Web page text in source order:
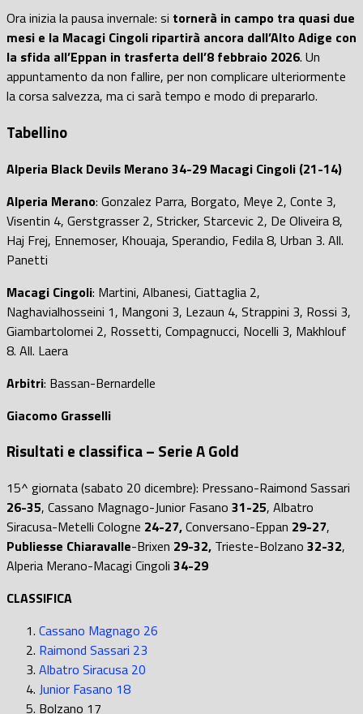
Ora inizia la pausa invernale: si tornerà in campo tra quasi due
mesi e la Macagi Cingoli ripartirà ancora dall’Alto Adige con
la sfida all’Eppan in trasferta dell’8 febbraio 2026. Un
appuntamento da non fallire, per non complicare ulteriormente
la corsa salvezza, ma ci sarà tempo e modo di prepararlo.
Tabellino
Alperia Black Devils Merano 34-29 Macagi Cingoli (21-14)
Alperia Merano: Gonzalez Parra, Borgato, Meye 2, Conte 3,
Visentin 4, Gerstgrasser 2, Stricker, Starcevic 2, De Oliveira 8,
Haj Frej, Ennemoser, Khouaja, Sperandio, Fedila 8, Urban 3. All.
Panetti
Macagi Cingoli: Martini, Albanesi, Ciattaglia 2,
Naghavialhosseini 1, Mangoni 3, Lezaun 4, Strappini 3, Rossi 3,
Giambartolomei 2, Rossetti, Compagnucci, Nocelli 3, Makhlouf
8. All. Laera
Arbitri: Bassan-Bernardelle
Giacomo Grasselli
Risultati e classifica – Serie A Gold
15^ giornata (sabato 20 dicembre): Pressano-Raimond Sassari
26-35, Cassano Magnago-Junior Fasano 31-25, Albatro
Siracusa-Metelli Cologne 24-27,Conversano-Eppan 29-27,
Publiesse Chiaravalle-Brixen 29-32, Trieste-Bolzano 32-32,
Alperia Merano-Macagi Cingoli 34-29
CLASSIFICA
Cassano Magnago 26
Raimond Sassari 23
Albatro Siracusa 20
Junior Fasano 18
Bolzano 17